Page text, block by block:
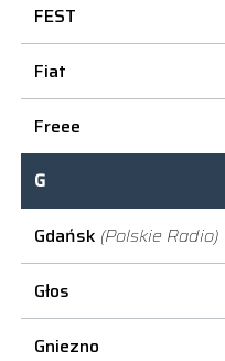
FEST
Fiat
Freee
G
Gdańsk (Polskie Radio)
Głos
Gniezno